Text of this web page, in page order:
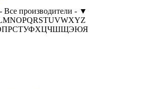
- Все производители - ▼
MNOPQRSTUVWXYZ
ПРСТУФХЦЧШЩЭЮЯ